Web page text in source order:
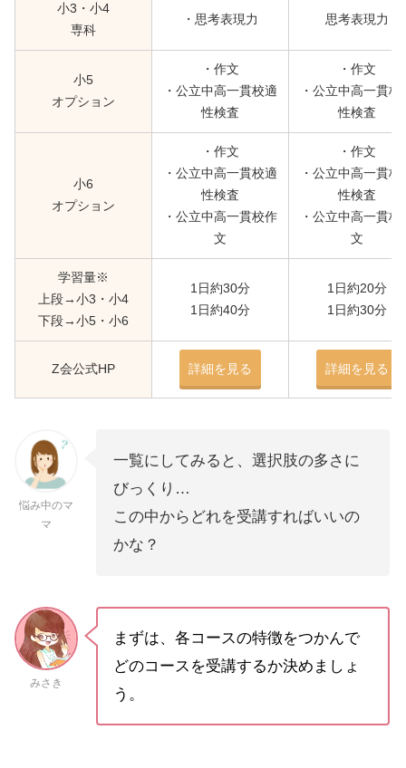
小3・小4
専科
・思考表現力 思考表現力
小5
オプション
・作文
・公立中高一貫校適
性検査
・作文
・公立中高一貫校
性検査
小6
オプション
・作文
・公立中高一貫校適
性検査
・公立中高一貫校作
文
・作文
・公立中高一貫校
性検査
・公立中高一貫校
文
学習量※
上段→小3・小4
下段→小5・小6
1日約30分
1日約40分
1日約20分
1日約30分
Z会公式HP 詳細を見る 詳細を見る
悩み中のマ
マ
一覧にしてみると、選択肢の多さに
びっくり…
この中からどれを受講すればいいの
かな？
みさき
まずは、各コースの特徴をつかんで
どのコースを受講するか決めましょ
う。